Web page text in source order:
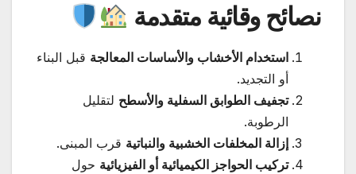
نصائح وقائية متقدمة
استخدام الأخشاب والأساسات المعالجة قبل البناء
أو التجديد.
تجفيف الطوابق السفلية والأسطح لتقليل
الرطوبة.
إزالة المخلفات الخشبية والنباتية قرب المبنى.
تركيب الحواجز الكيميائية أو الفيزيائية حول